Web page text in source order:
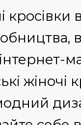
жіночі